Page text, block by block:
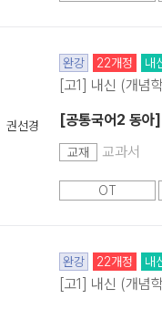
권선경
완강 22개정 내
[고1] 내신 (개념
[공통국어2 동아
교재 교과서
OT
완강 22개정 내
[고1] 내신 (개념